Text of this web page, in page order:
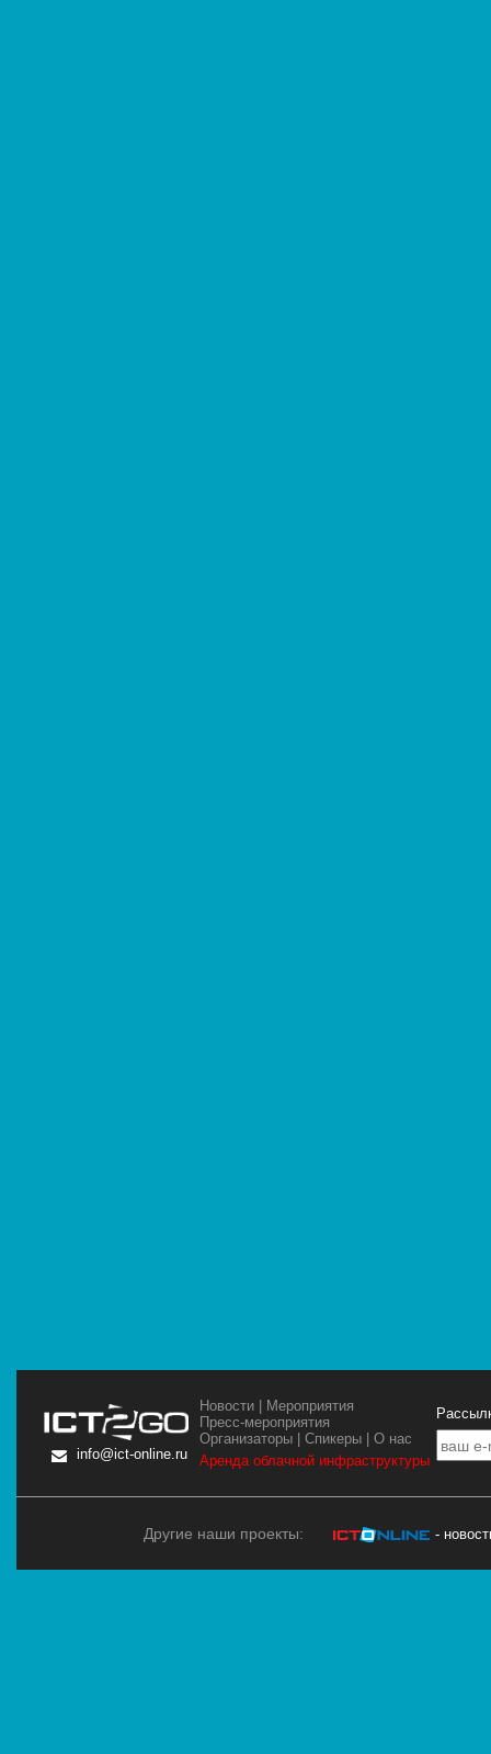
info@ict-online.ru
Новости
Мероприятия
Пресс-мероприятия
Организаторы |Спикеры |О нас
Аренда облачной инфраструктуры
Другие наши проекты: -